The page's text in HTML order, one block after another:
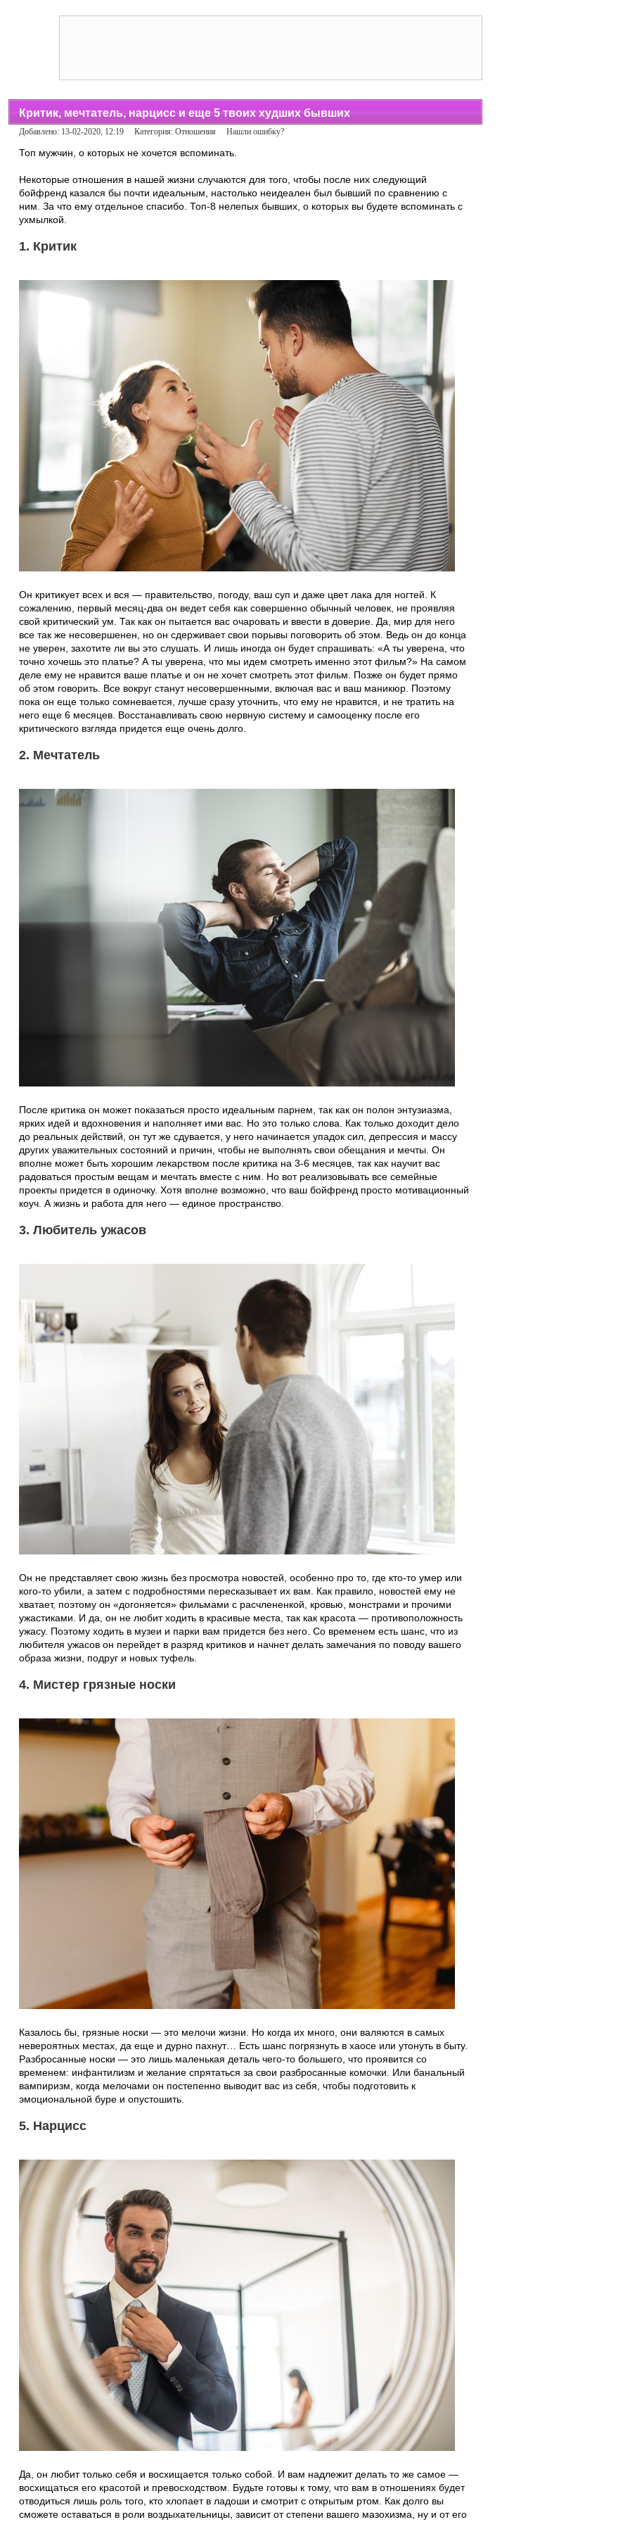
Критик, мечтатель, нарцисс и еще 5 твоих худших бывших
Добавлено: 13-02-2020, 12:19 Категория: Отношения Нашли ошибку?
Топ мужчин, о которых не хочется вспоминать.
Некоторые отношения в нашей жизни случаются для того, чтобы после них следующий
бойфренд казался бы почти идеальным, настолько неидеален был бывший по сравнению с
ним. За что ему отдельное спасибо. Топ-8 нелепых бывших, о которых вы будете вспоминать с
ухмылкой.
1. Критик
Он критикует всех и вся — правительство, погоду, ваш суп и даже цвет лака для ногтей. К
сожалению, первый месяц-два он ведет себя как совершенно обычный человек, не проявляя
свой критический ум. Так как он пытается вас очаровать и ввести в доверие. Да, мир для него
все так же несовершенен, но он сдерживает свои порывы поговорить об этом. Ведь он до конца
не уверен, захотите ли вы это слушать. И лишь иногда он будет спрашивать: «А ты уверена, что
точно хочешь это платье? А ты уверена, что мы идем смотреть именно этот фильм?» На самом
деле ему не нравится ваше платье и он не хочет смотреть этот фильм. Позже он будет прямо
об этом говорить. Все вокруг станут несовершенными, включая вас и ваш маникюр. Поэтому
пока он еще только сомневается, лучше сразу уточнить, что ему не нравится, и не тратить на
него еще 6 месяцев. Восстанавливать свою нервную систему и самооценку после его
критического взгляда придется еще очень долго.
2. Мечтатель
После критика он может показаться просто идеальным парнем, так как он полон энтузиазма,
ярких идей и вдохновения и наполняет ими вас. Но это только слова. Как только доходит дело
до реальных действий, он тут же сдувается, у него начинается упадок сил, депрессия и массу
других уважительных состояний и причин, чтобы не выполнять свои обещания и мечты. Он
вполне может быть хорошим лекарством после критика на 3-6 месяцев, так как научит вас
радоваться простым вещам и мечтать вместе с ним. Но вот реализовывать все семейные
проекты придется в одиночку. Хотя вполне возможно, что ваш бойфренд просто мотивационный
коуч. А жизнь и работа для него — единое пространство.
3. Любитель ужасов
Он не представляет свою жизнь без просмотра новостей, особенно про то, где кто-то умер или
кого-то убили, а затем с подробностями пересказывает их вам. Как правило, новостей ему не
хватает, поэтому он «догоняется» фильмами с расчлененкой, кровью, монстрами и прочими
ужастиками. И да, он не любит ходить в красивые места, так как красота — противоположность
ужасу. Поэтому ходить в музеи и парки вам придется без него. Со временем есть шанс, что из
любителя ужасов он перейдет в разряд критиков и начнет делать замечания по поводу вашего
образа жизни, подруг и новых туфель.
4. Мистер грязные носки
Казалось бы, грязные носки — это мелочи жизни. Но когда их много, они валяются в самых
невероятных местах, да еще и дурно пахнут… Есть шанс погрязнуть в хаосе или утонуть в быту.
Разбросанные носки — это лишь маленькая деталь чего-то большего, что проявится со
временем: инфантилизм и желание спрятаться за свои разбросанные комочки. Или банальный
вампиризм, когда мелочами он постепенно выводит вас из себя, чтобы подготовить к
эмоциональной буре и опустошить.
5. Нарцисс
Да, он любит только себя и восхищается только собой. И вам надлежит делать то же самое —
восхищаться его красотой и превосходством. Будьте готовы к тому, что вам в отношениях будет
отводиться лишь роль того, кто хлопает в ладоши и смотрит с открытым ртом. Как долго вы
сможете оставаться в роли воздыхательницы, зависит от степени вашего мазохизма, ну и от его